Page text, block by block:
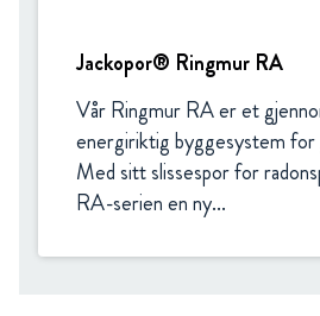
Jackopor® Ringmur RA
Vår Ringmur RA er et
energiriktig byggesystem for
Med sitt slissespor for
RA-serien en ny...